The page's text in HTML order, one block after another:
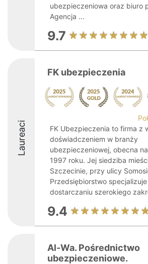
ubezpieczeniowa oraz biuro
Agencja ...
9.7
Laureaci
FK ubezpieczenia
FK Ubezpieczenia to firma z
doświadczeniem w branży
ubezpieczeniowej, obecna
1997 roku. Jej siedziba
Szczecinie, przy ulicy
Przedsiębiorstwo
dostarczaniu szerokiego
9.4
Al-Wa. Pośrednictwo
ubezpieczeniowe.